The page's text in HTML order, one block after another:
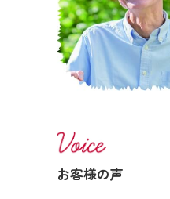
お客様の声